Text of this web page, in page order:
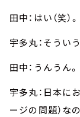
田中：はい（笑）。
宇多丸：そうい
田中：うんうん。
宇多丸：日本に
ージの問題）な